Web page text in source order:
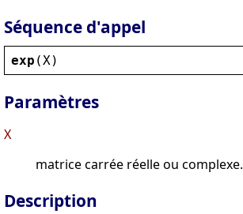
Séquence d'appel
exp ( X )
Paramètres
X
matrice carrée réelle ou complexe.
Description